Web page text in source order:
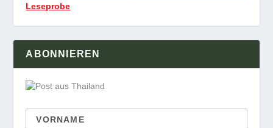
Leseprobe
ABONNIEREN